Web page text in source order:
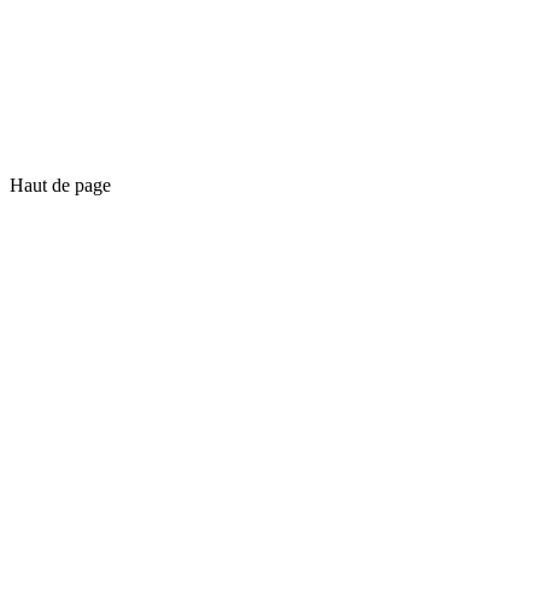
Haut de page